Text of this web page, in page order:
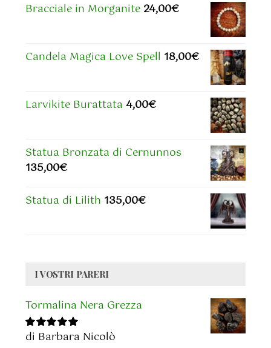
Bracciale in Morganite 24,00€
Candela Magica Love Spell 18,00€
Larvikite Burattata 4,00€
Statua Bronzata di Cernunnos
135,00€
Statua di Lilith 135,00€
I VOSTRI PARERI
Tormalina Nera Grezza
Valutato5su
di Barbara Nicolò